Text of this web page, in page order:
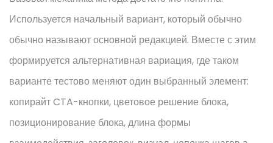
Используется начальный вариант, который обычно
обычно называют основной редакцией. Вместе с этим
формируется альтернативная вариация, где таком
варианте тестово меняют один выбранный элемент:
копирайт CTA-кнопки, цветовое решение блока,
позиционирование блока, длина формы